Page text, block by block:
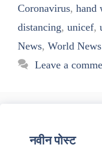
Coronavirus, hand
distancing, unicef,
News, World
Leave a
नवीन पोस्ट